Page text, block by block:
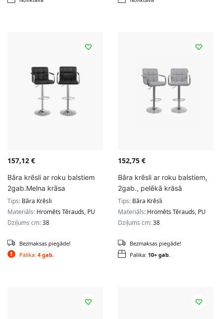
157,12 €
Bāra krēsli ar roku balstiem
2gab.Melna krāsa
Tips: Bāra Krēsli
Materiāls: Hromēts Tērauds, PU
Dziļums cm:38
Palika: 4 gab.
Bezmaksas piegāde!
152,75 €
Bāra krēsli ar roku balstiem,
2gab., pelēkā krāsā
Tips: Bāra Krēsli
Materiāls: Hromēts Tērauds, PU
Dziļums cm:38
Palika: 10+ gab.
Bezmaksas piegāde!